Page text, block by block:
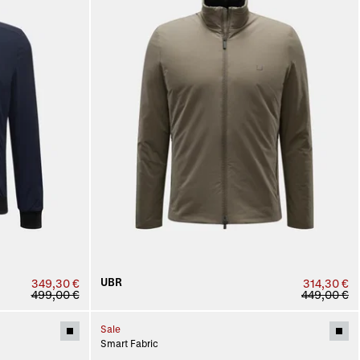
349,30 €
499,00 €
UBR
314,30 €
449,00 €
Sale
Smart Fabric